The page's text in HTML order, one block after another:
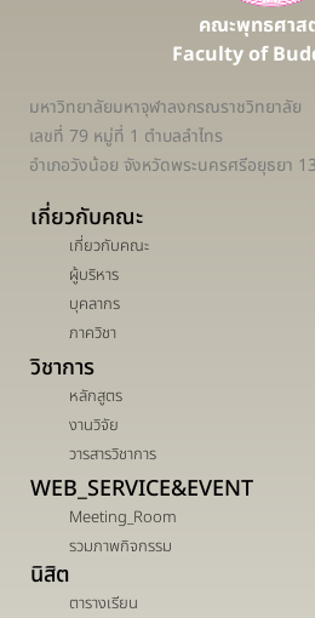
คณะพุทธศาส
Faculty of
มหาวิทยาลัยมหาจุฬาลงกรณราชวิทยาลัย
เลขที่ 79 หมู่ที่ 1 ตำบลลำไทร
อำเภอวังน้อย จังหวัดพระนครศรีอยุธยา
เกี่ยวกับคณะ
เกี่ยวกับคณะ
ผู้บริหาร
บุคลากร
ภาควิชา
วิชาการ
หลักสูตร
งานวิจัย
วารสารวิชาการ
WEB_SERVICE&EVENT
Meeting_Room
รวมภาพกิจกรรม
นิสิต
ตารางเรียน